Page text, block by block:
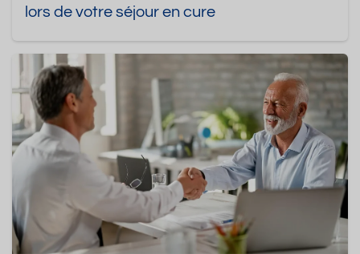
lors de votre séjour en cure